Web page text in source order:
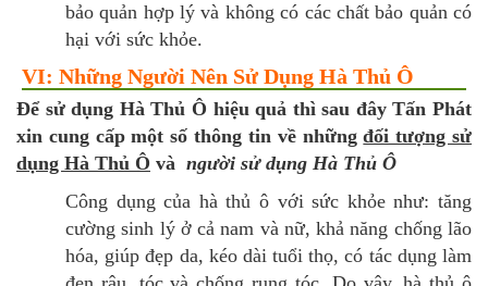
bảo quản hợp lý và không có các chất bảo quản có
hại với sức khỏe.
VI: Những Người Nên Sử Dụng Hà Thủ Ô
Để sử dụng Hà Thủ Ô hiệu quả thì sau đây Tấn Phát
xin cung cấp một số thông tin về nhữngđối tượng sử
dụng Hà Thủ Ô và người sử dụng Hà Thủ Ô
Công dụng của hà thủ ô với sức khỏe như: tăng
cường sinh lý ở cả nam và nữ, khả năng chống lão
hóa, giúp đẹp da, kéo dài tuổi thọ, có tác dụng làm